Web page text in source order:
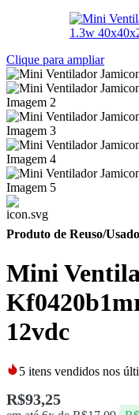
Clique para ampliar
Produto de Reuso/Usado
Mini
12vdc
5 itens vendidos nos
R$93,25